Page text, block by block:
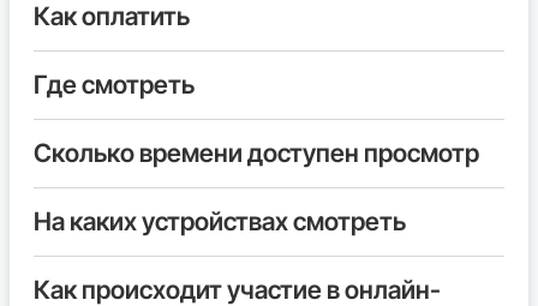
Как оплатить
Где смотреть
Сколько времени доступен просмотр
На каких устройствах смотреть
Как происходит участие в онлайн-